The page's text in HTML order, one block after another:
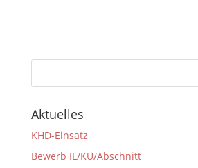
Aktuelles
KHD-Einsatz
Bewerb IL/KU/Abschnitt